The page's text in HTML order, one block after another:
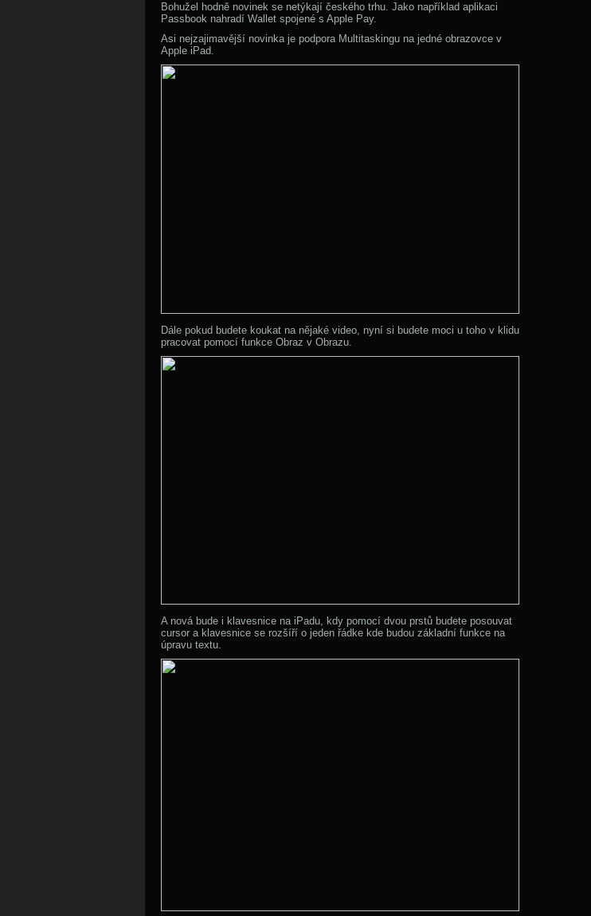
Bohužel hodně novinek se netýkají českého trhu. Jako například aplikaci
Passbook nahradí Wallet spojené s Apple Pay.
Asi nejzajimavější novinka je podpora Multitaskingu na jedné obrazovce v
Apple iPad.
Dále pokud budete koukat na nějaké video, nyní si budete moci u toho v klidu
pracovat pomocí funkce Obraz v Obrazu.
A nová bude i klavesnice na iPadu, kdy pomocí dvou prstů budete posouvat
cursor a klavesnice se rozšíří o jeden řádke kde budou základní funkce na
úpravu textu.